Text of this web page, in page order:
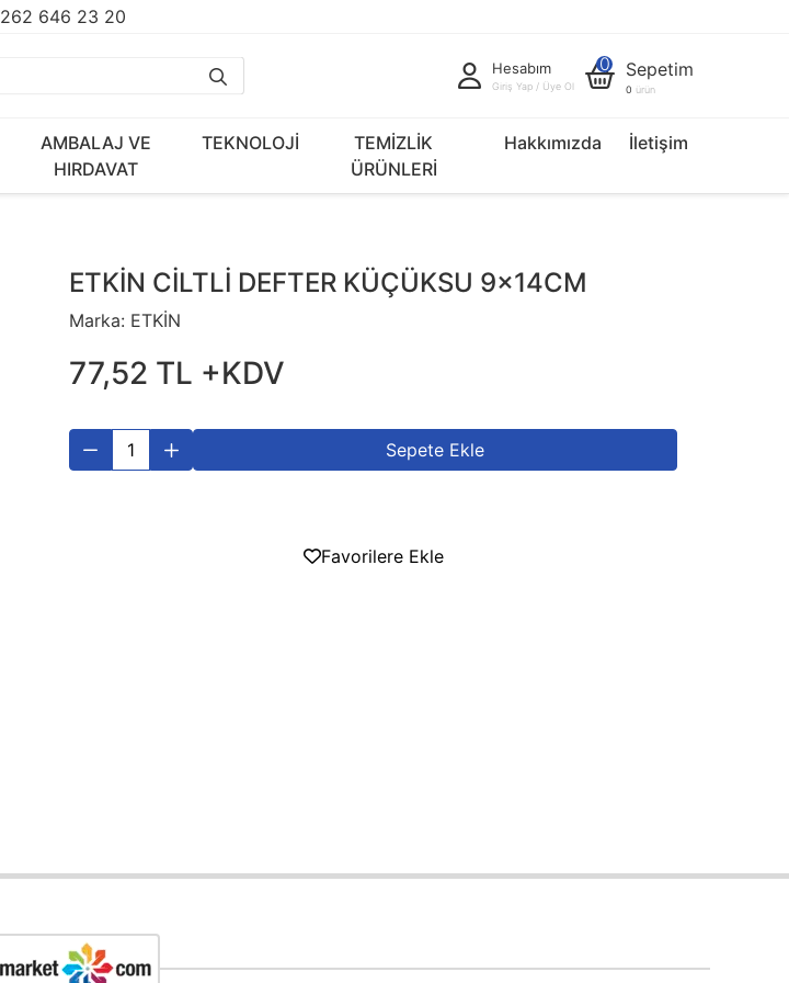
262 646 23 20
Hesabım
Giriş Yap / Üye Ol
0 Sepetim
0 ürün
AMBALAJ VE
HIRDAVAT
TEKNOLOJİ
TEMİZLİK
ÜRÜNLERİ
Hakkımızda İletişim
ETKİN CİLTLİ DEFTER KÜÇÜKSU 9x14CM
Marka: ETKİN
77,52 TL +KDV
Sepete Ekle
Favorilere Ekle